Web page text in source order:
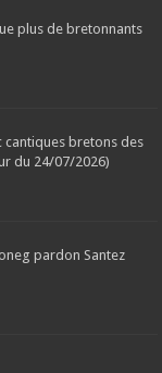
plus de bretonnants
cantiques bretons des
du 24/07/2026)
pardon Santez